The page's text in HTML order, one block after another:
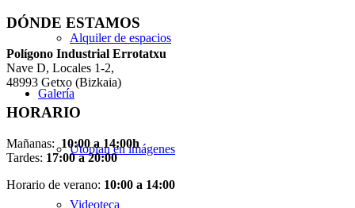
Alquiler de espacios
Galería
Utopian en imágenes
Videoteca
DÓNDE ESTAMOS
Polígono Industrial Errotatxu
Nave D, Locales 1-2,
48993 Getxo (Bizkaia)
HORARIO
Mañanas: 10:00 a 14:00h
Tardes: 17:00 a 20:00
Horario de verano: 10:00 a 14:00